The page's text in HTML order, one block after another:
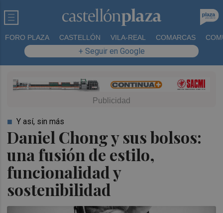
FORO PLAZA CASTELLÓN VILA-REAL COMARCAS
+ Seguir en Google
Daniel Chong y sus bolsos:
una fusión de estilo,
funcionalidad y
sostenibilidad
Y así, sin más